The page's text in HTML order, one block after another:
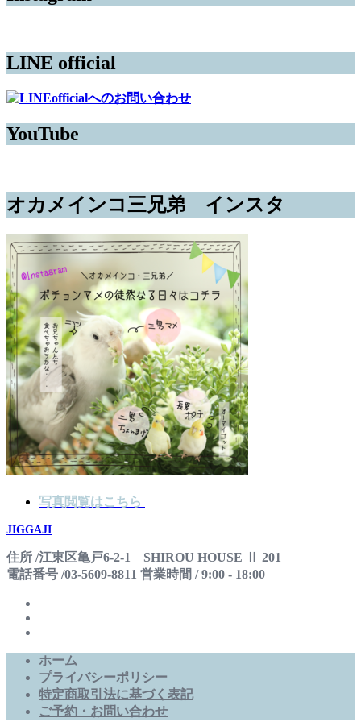
LINE official
YouTube
オカメインコ三兄弟 インスタ
写真閲覧はこちら
JIGGAJI
住所 /江東区亀戸6-2-1 SHIROU HOUSE Ⅱ 201
電話番号 /03-5609-8811 営業時間 / 9:00 - 18:00
ホーム
プライバシーポリシー
特定商取引法に基づく表記
ご予約・お問い合わせ